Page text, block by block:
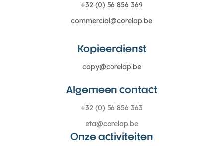
+32 (0) 56 856 369
commercial@corelap.be
Kopieerdienst
copy@corelap.be
Algemeen contact
+32 (0) 56 856 363
eta@corelap.be
Onze activiteiten